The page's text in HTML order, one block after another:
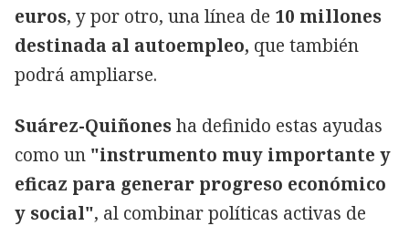
euros, y por otro, una línea de 10 millones
destinada al autoempleo, que también
podrá ampliarse.
Suárez-Quiñonesha definido estas ayudas
como un "instrumento muy importante y
eficaz para generar progreso económico
y social", al combinar políticas activas de